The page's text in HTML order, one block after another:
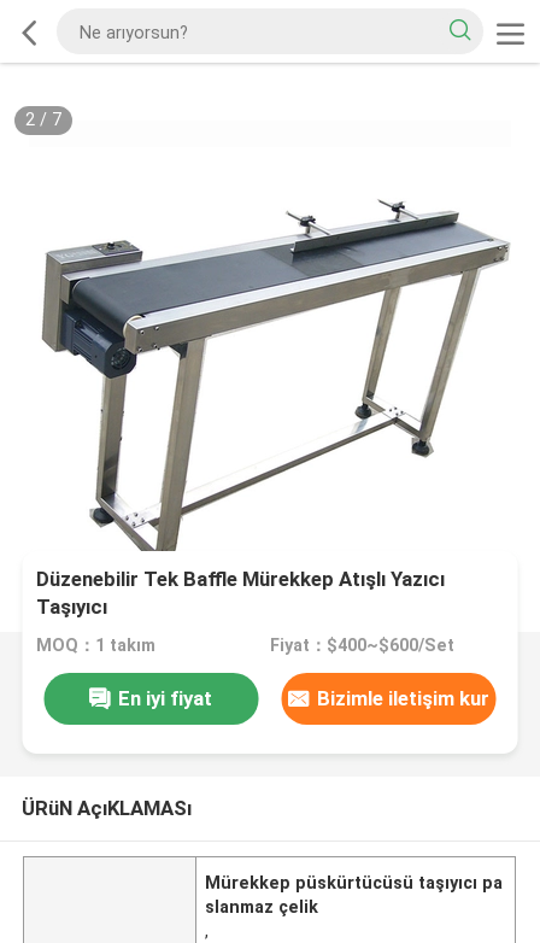
2/ 7
Düzenebilir Tek Baffle Mürekkep Atışlı Yazıcı
Taşıyıcı
MOQ：1 takım Fiyat：$400~$600/Set
En iyi fiyat Bizimle iletişim kur
ÜRüN AçıKLAMASı
Mürekkep püskürtücüsü taşıyıcı pa
slanmaz çelik
,